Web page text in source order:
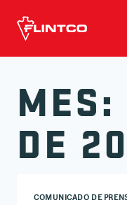
MES:
DE
COMUNICADO DE